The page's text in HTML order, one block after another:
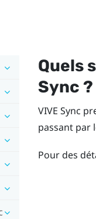
Quels
Sync ?
VIVE Sync
passant par
Pour des